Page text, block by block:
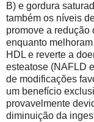
B) e gordura
também os níveis
promove a redução
enquanto
HDL e reverte a
esteatose (NAFLD
de modificações
um benefício
provavelmente
diminuição da